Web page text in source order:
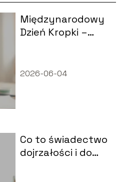
Międzynarodowy
Dzień Kropki –
2026-06-04
Co to świadectwo
dojrzałości i do